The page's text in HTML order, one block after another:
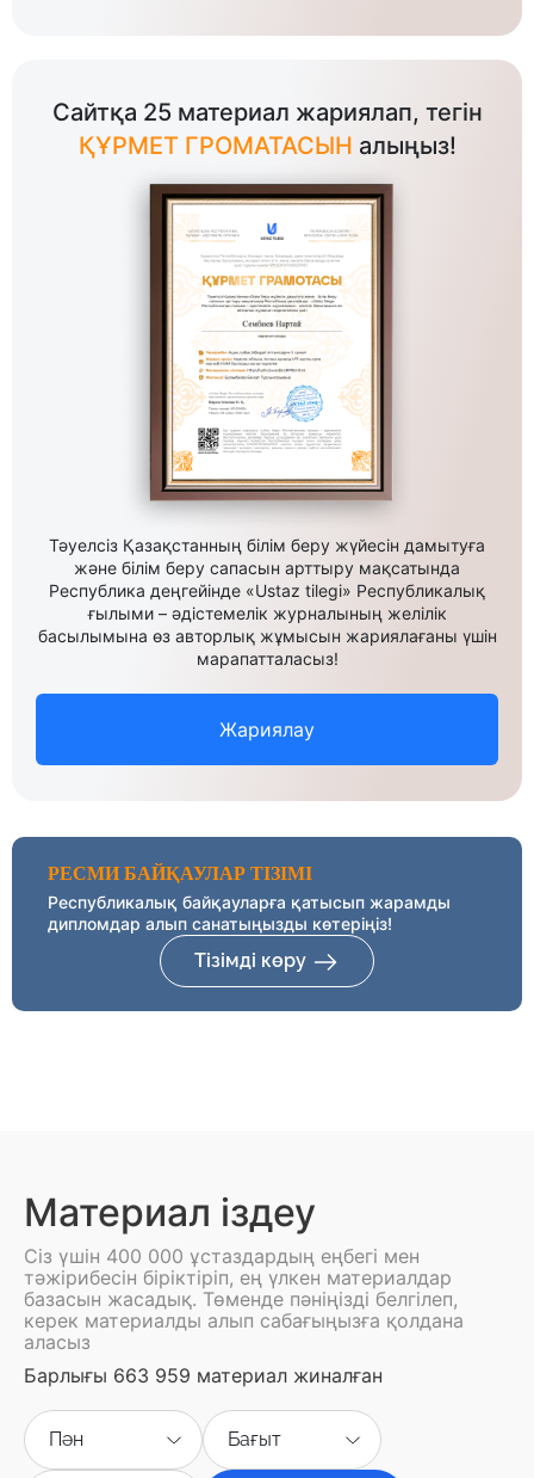
Сайтқа 25 материал жариялап, тегін
ҚҰРМЕТ ГРОМАТАСЫН алыңыз!
Тәуелсіз Қазақстанның білім беру жүйесін дамытуға
және білім беру сапасын арттыру мақсатында
Республика деңгейінде «Ustaz tilegi» Республикалық
ғылыми – әдістемелік журналының желілік
басылымына өз авторлық жұмысын жариялағаны үшін
марапатталасыз!
Жариялау
РЕСМИ БАЙҚАУЛАР ТІЗІМІ
Республикалық байқауларға қатысып жарамды
дипломдар алып санатыңызды көтеріңіз!
Тізімді көру
Материал іздеу
Сіз үшін 400 000 ұстаздардың еңбегі мен
тәжірибесін біріктіріп, ең үлкен материалдар
базасын жасадық. Төменде пәніңізді белгілеп,
керек материалды алып сабағыңызға қолдана
аласыз
Барлығы 663 959 материал жиналған
Пән Бағыт